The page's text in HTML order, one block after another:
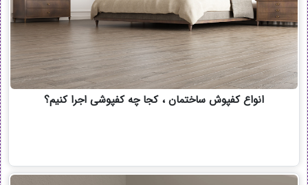
انواع کفپوش ساختمان ، کجا چه کفپوشی اجرا کنیم؟